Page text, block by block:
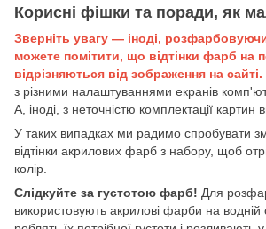
Корисні фішки та поради, як
Зверніть увагу — іноді,
можете помітити, що відтінки фарб на
відрізняються від зображення на сайті.
з різними налаштуваннями екранів
А, іноді, з неточністю комплектації картин
У таких випадках ми радимо спробувати
відтінки акрилових фарб з набору, щоб
колір.
Слідкуйте за густотою фарб! Для
використовують акрилові фарби на водній